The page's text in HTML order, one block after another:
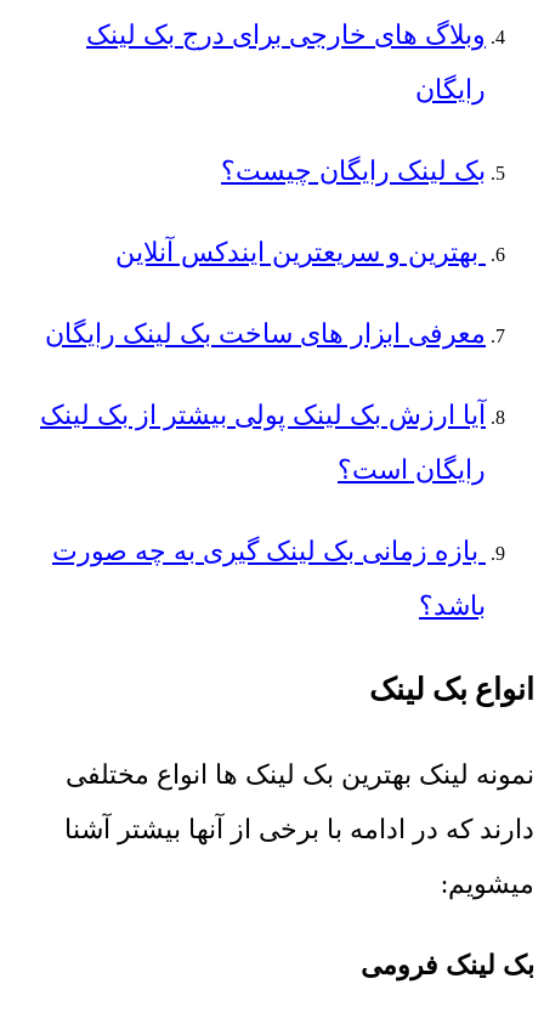
وبلاگ های خارجی برای درج بک لینک
رایگان
بک لینک رایگان چیست؟
بهترین و سریعترین ایندکس آنلاین
معرفی ابزار های ساخت بک لینک رایگان
آیا ارزش بک لینک پولی بیشتر از بک لینک
رایگان است؟
بازه زمانی بک لینک گیری به چه صورت
باشد؟
انواع بک لینک
نمونه لینک بهترین بک لینک ها انواع مختلفی
دارند که در ادامه با برخی از آنها بیشتر آشنا
میشویم:
بک لینک فرومی